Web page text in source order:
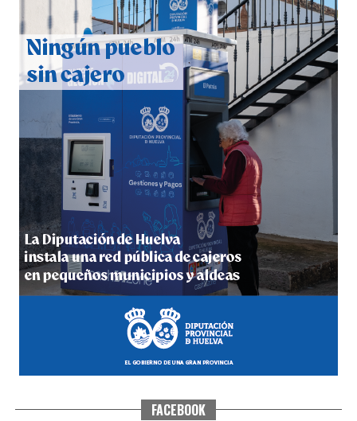
QUINTA CORRIDA DE LAS FIESTAS COLOMBINAS
2026
hace 7 días·Huelvatv
5º DÍA DE LAS FIESTAS COLOMBINAS 2026
hace 1 semana·Huelvatv
FACEBOOK